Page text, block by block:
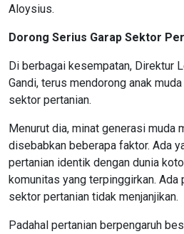
Aloysius.
Dorong Serius Garap Sektor
Di berbagai kesempatan, Direktur
Gandi, terus mendorong anak
sektor pertanian.
Menurut dia, minat generasi muda
disebabkan beberapa faktor. Ada
pertanian identik dengan dunia
komunitas yang terpinggirkan. Ada
sektor pertanian tidak menjanjikan.
Padahal pertanian berpengaruh